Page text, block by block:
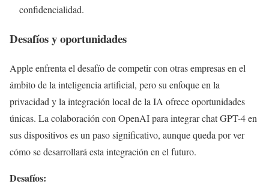
confidencialidad.
Desafíos y oportunidades
Apple enfrenta el desafío de competir con otras empresas en el
ámbito de la inteligencia artificial, pero su enfoque en la
privacidad y la integración local de la IA ofrece oportunidades
únicas. La colaboración con OpenAI para integrar chat GPT-4 en
sus dispositivos es un paso significativo, aunque queda por ver
cómo se desarrollará esta integración en el futuro.
Desafíos: